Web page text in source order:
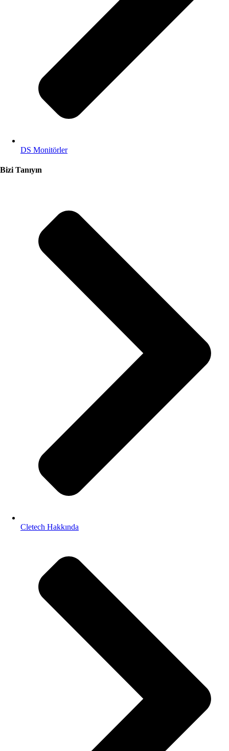
DS Monitörler
Bizi Tanıyın
Cletech Hakkında